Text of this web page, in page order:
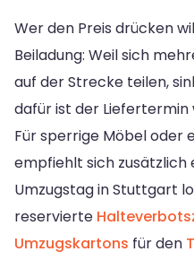
Wer den Preis drücken
Beiladung: Weil sich
auf der Strecke teilen,
dafür ist der Liefertermin
Für sperrige Möbel oder
empfiehlt sich zusätzlich
Umzugstag in Stuttgart
reservierte
Umzugskartons für den